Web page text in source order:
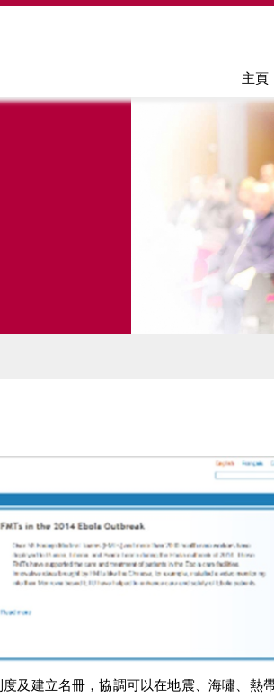
Jump to navigation
主頁
及建立名冊，協調可以在地震、海嘯、熱